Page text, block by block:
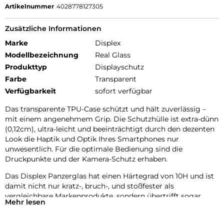
Artikelnummer 4028778127305
Zusätzliche Informationen
Marke
Displex
Modellbezeichnung
Real Glass
Produkttyp
Displayschutz
Farbe
Transparent
Verfügbarkeit
sofort verfügbar
Das transparente TPU-Case schützt und hält zuverlässig –
mit einem angenehmem Grip. Die Schutzhülle ist extra-dünn
(0,12cm), ultra-leicht und beeinträchtigt durch den dezenten
Look die Haptik und Optik Ihres Smartphones nur
unwesentlich. Für die optimale Bedienung sind die
Druckpunkte und der Kamera-Schutz erhaben.
Das Displex Panzerglas hat einen Härtegrad von 10H und ist
damit nicht nur kratz-, bruch-, und stoßfester als
vergleichbare Markenprodukte, sondern übertrifft sogar
hochwertiges Saphirglas (9H), das bei Luxusuhren eingesetzt
Mehr lesen